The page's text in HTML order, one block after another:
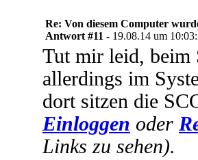
Re: Von diesem Computer
Antwort #11 - 19.08.14 um
Tut mir leid, beim
allerdings im
dort sitzen die
Einloggen oder
Links zu sehen).